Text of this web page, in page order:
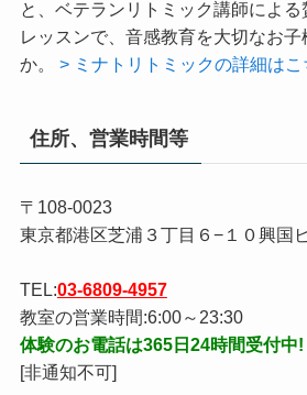
室でレッスン！グループレッスン
出ないと落胆された親御様へ。木の
と、ベテランリトミック講師による
か。> ミナトリトミックの詳細はこ
住所、営業時間等
東京都港区芝浦３丁目６−１０興国
TEL:03-6809-4957
教室の営業時間:6:00～23:30